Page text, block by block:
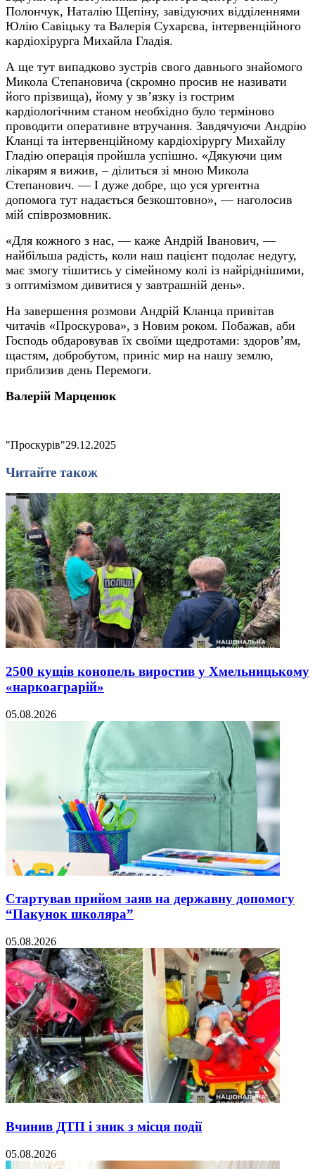
Полончук, Наталію Щепіну, завідуючих відділеннями
Юлію Савіцьку та Валерія Сухарєва, інтервенційного
кардіохірурга Михайла Гладія.
А ще тут випадково зустрів свого давнього знайомого
Микола Степановича (скромно просив не називати
його прізвища), йому у зв’язку із гострим
кардіологічним станом необхідно було терміново
проводити оперативне втручання. Завдячуючи Андрію
Кланці та інтервенційному кардіохірургу Михайлу
Гладію операція пройшла успішно. «Дякуючи цим
лікарям я вижив, – ділиться зі мною Микола
Степанович. — І дуже добре, що уся ургентна
допомога тут надається безкоштовно», — наголосив
мій співрозмовник.
«Для кожного з нас, — каже Андрій Іванович, —
найбільша радість, коли наш пацієнт подолає недугу,
має змогу тішитись у сімейному колі із найріднішими,
з оптимізмом дивитися у завтрашній день».
На завершення розмови Андрій Кланца привітав
читачів «Проскурова», з Новим роком. Побажав, аби
Господь обдаровував їх своїми щедротами: здоров’ям,
щастям, добробутом, приніс мир на нашу землю,
приблизив день Перемоги.
Валерій Марценюк
"Проскурів"29.12.2025
Читайте також
2500 кущів конопель виростив у Хмельницькому
«наркоаграрій»
05.08.2026
Стартував прийом заяв на державну допомогу
“Пакунок школяра”
05.08.2026
Вчинив ДТП і зник з місця події
05.08.2026